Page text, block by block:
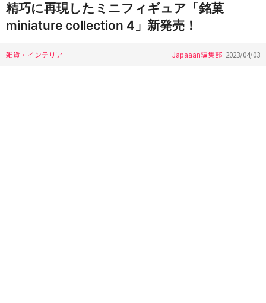
精巧に再現したミニフィギュア「銘菓
miniature collection 4」新発売！
雑貨・インテリア Japaaan編集部 2023/04/03